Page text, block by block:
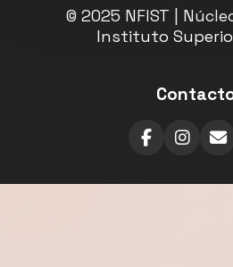
© 2025 NFIST |
Instituto